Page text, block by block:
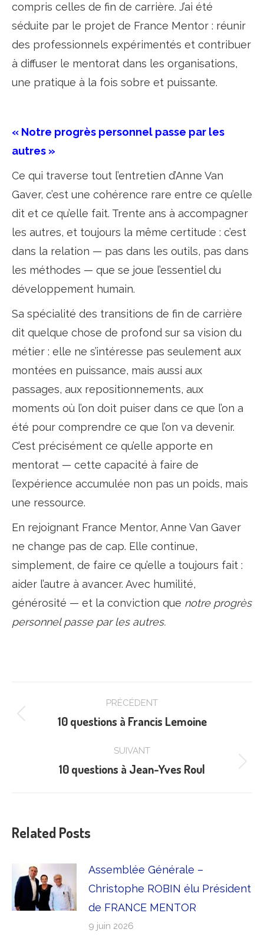
compris celles de fin de carrière. J’ai été
séduite par le projet de France Mentor : réunir
des professionnels expérimentés et contribuer
à diffuser le mentorat dans les organisations,
une pratique à la fois sobre et puissante.
« Notre progrès personnel passe par les
autres »
Ce qui traverse tout l’entretien d’Anne Van
Gaver, c’est une cohérence rare entre ce qu’elle
dit et ce qu’elle fait. Trente ans à accompagner
les autres, et toujours la même certitude : c’est
dans la relation — pas dans les outils, pas dans
les méthodes — que se joue l’essentiel du
développement humain.
Sa spécialité des transitions de fin de carrière
dit quelque chose de profond sur sa vision du
métier : elle ne s’intéresse pas seulement aux
montées en puissance, mais aussi aux
passages, aux repositionnements, aux
moments où l’on doit puiser dans ce que l’on a
été pour comprendre ce que l’on va devenir.
C’est précisément ce qu’elle apporte en
mentorat — cette capacité à faire de
l’expérience accumulée non pas un poids, mais
une ressource.
En rejoignant France Mentor, Anne Van Gaver
ne change pas de cap. Elle continue,
simplement, de faire ce qu’elle a toujours fait :
aider l’autre à avancer. Avec humilité,
générosité — et la conviction que notre progrès
personnel passe par les autres.
article
PRÉCÉDENT
Article
10 questions à Francis Lemoine
SUIVANT
Article
10 questions à Jean-Yves Roul
Related Posts
Assemblée Générale –
Christophe ROBIN élu Président
de FRANCE MENTOR
9 juin 2026